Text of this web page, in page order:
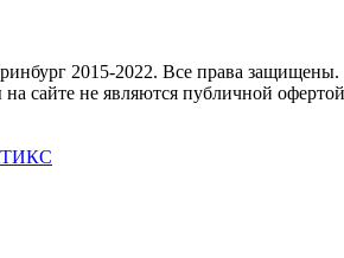
2015-2022. Все права защищены.
сайте не являются публичной офертой